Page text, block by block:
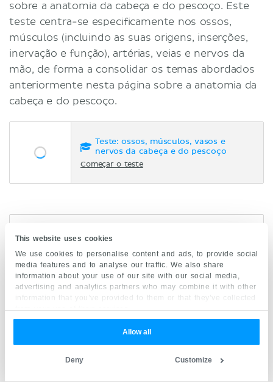
This website uses cookies
We use cookies to personalise content and ads, to provide social
media features and to analyse our traffic. We also share
information about your use of our site with our social media,
advertising and analytics partners who may combine it with other
information that you’ve provided to them or that they’ve collected
from your use of their services.
Allow all
Customize
Deny
sobre a anatomia da cabeça e do pescoço. Este
teste centra-se especificamente nos ossos,
músculos (incluindo as suas origens, inserções,
inervação e função), artérias, veias e nervos da
mão, de forma a consolidar os temas abordados
anteriormente nesta página sobre a anatomia da
cabeça e do pescoço.
Teste: ossos, músculos, vasos e
nervos da cabeça e do pescoço
Começar o teste
Referências
Todo o conteúdo publicado no Kenhub é revisado
por especialistas em medicina e anatomia. As
informações que nós fornecemos são baseadas na
Kenhub não oferece aconselhamento médico.Você
pode aprender mais sobre nosso processo de
criação e revisão de conteúdo lendo nossas
diretrizes de qualidade de conteúdo.